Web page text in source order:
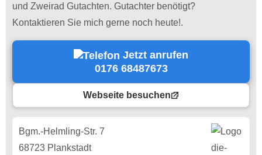
und Zweirad Gutachten. Gutachter benötigt?
Kontaktieren Sie mich gerne noch heute!.
Jetzt anrufen
0176 68487673
Webseite besuchen
Bgm.-Helmling-Str. 7
68723 Plankstadt